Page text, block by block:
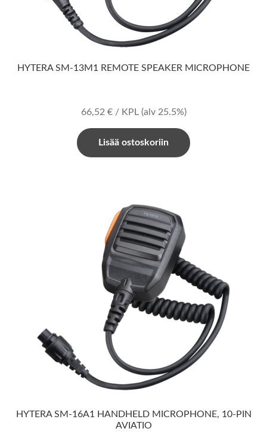
HYTERA SM-13M1 REMOTE SPEAKER MICROPHONE
66,52 €/ KPL (alv 25.5%)
Lisää ostoskoriin
HYTERA SM-16A1 HANDHELD MICROPHONE, 10-PIN
AVIATIO